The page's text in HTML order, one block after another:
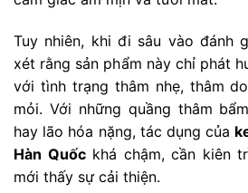
Tuy nhiên, khi đi sâu vào đánh
xét rằng sản phẩm này chỉ phát
với tình trạng thâm nhẹ, thâm
mỏi. Với những quầng thâm
hay lão hóa nặng, tác dụng của
Hàn Quốckhá chậm, cần kiên
mới thấy sự cải thiện.